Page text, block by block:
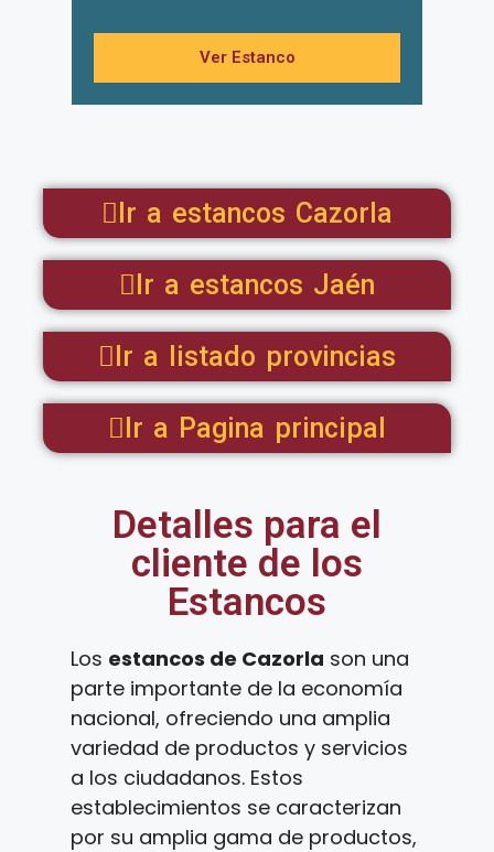
Ver Estanco
Ir a estancos Cazorla
Ir a estancos Jaén
Ir a listado provincias
Ir a Pagina principal
Detalles para el
cliente de los
Estancos
Los estancos de Cazorla son una
parte importante de la economía
nacional, ofreciendo una amplia
variedad de productos y servicios
a los ciudadanos. Estos
establecimientos se caracterizan
por su amplia gama de productos,